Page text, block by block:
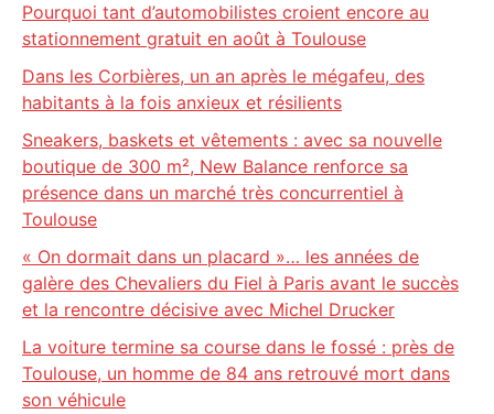
Pourquoi tant d’automobilistes croient encore au
stationnement gratuit en août à Toulouse
Dans les Corbières, un an après le mégafeu, des
habitants à la fois anxieux et résilients
Sneakers, baskets et vêtements : avec sa nouvelle
boutique de 300 m², New Balance renforce sa
présence dans un marché très concurrentiel à
Toulouse
« On dormait dans un placard »… les années de
galère des Chevaliers du Fiel à Paris avant le succès
et la rencontre décisive avec Michel Drucker
La voiture termine sa course dans le fossé : près de
Toulouse, un homme de 84 ans retrouvé mort dans
son véhicule